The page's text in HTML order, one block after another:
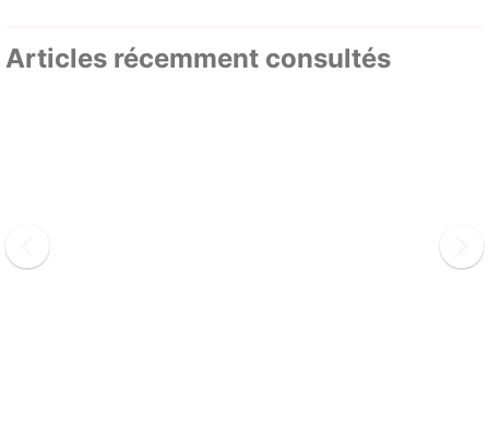
Articles récemment consultés